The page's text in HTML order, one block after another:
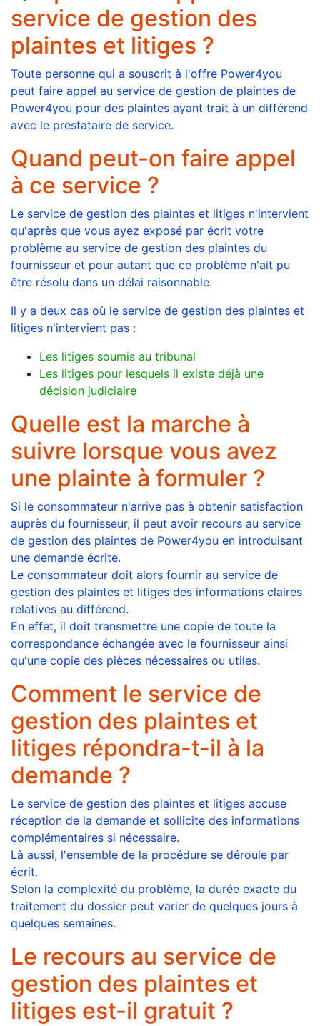
service de gestion des
plaintes et litiges ?
Toute personne qui a souscrit à l'offre Power4you
peut faire appel au service de gestion de plaintes de
Power4you pour des plaintes ayant trait à un différend
avec le prestataire de service.
Quand peut-on faire appel
à ce service ?
Le service de gestion des plaintes et litiges n'intervient
qu'après que vous ayez exposé par écrit votre
problème au service de gestion des plaintes du
fournisseur et pour autant que ce problème n'ait pu
être résolu dans un délai raisonnable.
Il y a deux cas où le service de gestion des plaintes et
litiges n'intervient pas :
Les litiges soumis au tribunal
Les litiges pour lesquels il existe déjà une
décision judiciaire
Quelle est la marche à
suivre lorsque vous avez
une plainte à formuler ?
Si le consommateur n'arrive pas à obtenir satisfaction
auprès du fournisseur, il peut avoir recours au service
de gestion des plaintes de Power4you en introduisant
une demande écrite.
Le consommateur doit alors fournir au service de
gestion des plaintes et litiges des informations claires
relatives au différend.
En effet, il doit transmettre une copie de toute la
correspondance échangée avec le fournisseur ainsi
qu'une copie des pièces nécessaires ou utiles.
Comment le service de
gestion des plaintes et
litiges répondra-t-il à la
demande ?
Le service de gestion des plaintes et litiges accuse
réception de la demande et sollicite des informations
complémentaires si nécessaire.
Là aussi, l'ensemble de la procédure se déroule par
écrit.
Selon la complexité du problème, la durée exacte du
traitement du dossier peut varier de quelques jours à
quelques semaines.
Le recours au service de
gestion des plaintes et
litiges est-il gratuit ?